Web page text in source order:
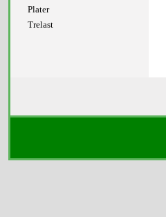
Plater
Trelast